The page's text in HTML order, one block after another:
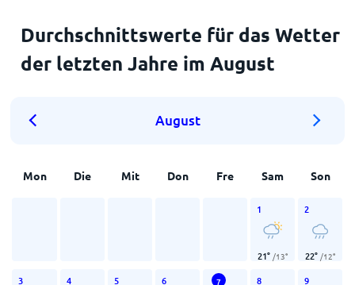
Durchschnittswerte für das Wetter
der letzten Jahre im August
August
Mon Die Mit Don Fre Sam Son
1
21° /13°
2
22° /12°
3 4 5 6 7 8 9